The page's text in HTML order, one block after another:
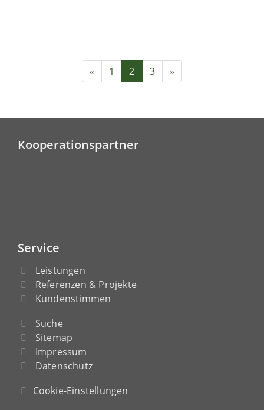
« 1 2 3 »
Kooperationspartner
Service
Leistungen
Referenzen & Projekte
Kundenstimmen
Suche
Sitemap
Impressum
Datenschutz
Cookie-Einstellungen